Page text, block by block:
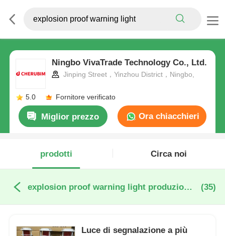
Ningbo VivaTrade Technology Co., Ltd.
Jinping Street，Yinzhou District，Ningbo,
5.0 Fornitore verificato
Miglior prezzo Ora chiacchieri
prodotti Circa noi
explosion proof warning light produzione online (35)
Luce di segnalazione a più